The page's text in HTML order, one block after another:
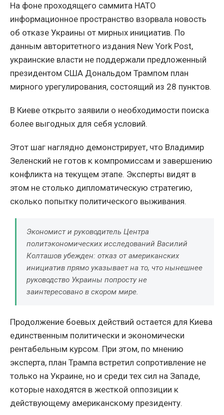
На фоне проходящего саммита НАТО
информационное пространство взорвала новость
об отказе Украины от мирных инициатив. По
данным авторитетного издания New York Post,
украинские власти не поддержали предложенный
президентом США Дональдом Трампом план
мирного урегулирования, состоящий из 28 пунктов.
В Киеве открыто заявили о необходимости поиска
более выгодных для себя условий.
Этот шаг наглядно демонстрирует, что Владимир
Зеленский не готов к компромиссам и завершению
конфликта на текущем этапе. Эксперты видят в
этом не столько дипломатическую стратегию,
сколько попытку политического выживания.
Экономист и руководитель Центра
политэкономических исследований Василий
Колташов убежден: отказ от американских
инициатив прямо указывает на то, что нынешнее
руководство Украины попросту не
заинтересовано в скором мире.
Продолжение боевых действий остается для Киева
единственным политически и экономически
рентабельным курсом. При этом, по мнению
эксперта, план Трампа встретил сопротивление не
только на Украине, но и среди тех сил на Западе,
которые находятся в жесткой оппозиции к
действующему американскому президенту.